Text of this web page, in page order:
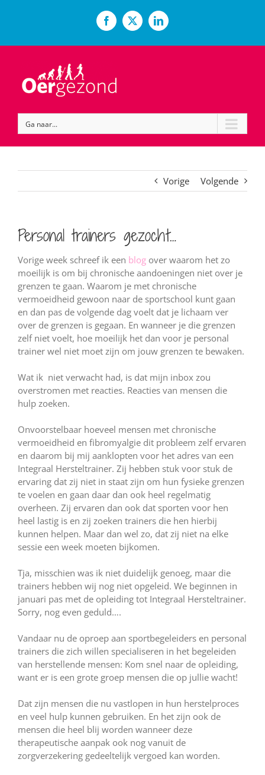
Facebook
X LinkedIn
Ga naar...
Vorige Volgende
Personal trainers gezocht…
Vorige week schreef ik een blog over waarom het zo
moeilijk is om bij chronische aandoeningen niet over je
grenzen te gaan. Waarom je met chronische
vermoeidheid gewoon naar de sportschool kunt gaan
en dan pas de volgende dag voelt dat je lichaam ver
over de grenzen is gegaan. En wanneer je die grenzen
zelf niet voelt, hoe moeilijk het dan voor je personal
trainer wel niet moet zijn om jouw grenzen te bewaken.
Wat ik niet verwacht had, is dat mijn inbox zou
overstromen met reacties. Reacties van mensen die
hulp zoeken.
Onvoorstelbaar hoeveel mensen met chronische
vermoeidheid en fibromyalgie dit probleem zelf ervaren
en daarom bij mij aanklopten voor het adres van een
Integraal Hersteltrainer. Zij hebben stuk voor stuk de
ervaring dat zij niet in staat zijn om hun fysieke grenzen
te voelen en gaan daar dan ook heel regelmatig
overheen. Zij ervaren dan ook dat sporten voor hen
heel lastig is en zij zoeken trainers die hen hierbij
kunnen helpen. Maar dan wel zo, dat zij niet na elke
sessie een week moeten bijkomen.
Tja, misschien was ik niet duidelijk genoeg, maar die
trainers hebben wij nog niet opgeleid. We beginnen in
januari pas met de opleiding tot Integraal Hersteltrainer.
Sorry, nog even geduld….
Vandaar nu de oproep aan sportbegeleiders en personal
trainers die zich willen specialiseren in het begeleiden
van herstellende mensen: Kom snel naar de opleiding,
want er is een grote groep mensen die op jullie wacht!
Dat zijn mensen die nu vastlopen in hun herstelproces
en veel hulp kunnen gebruiken. En het zijn ook de
mensen die heel blij worden wanneer deze
therapeutische aanpak ook nog vanuit de
zorgverzekering gedeeltelijk vergoed kan worden.